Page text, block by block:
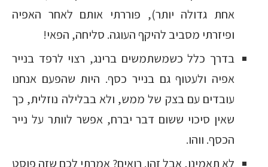
אחת גדולה יותר), פוררתי אותם לאחר האפיה
ופיזרתי מסביב להיקף העוגה. סליחה, הפאי!
בדרך כלל כשמשתמשים ברינג, רצוי לרפד בנייר
אפיה ולעטוף גם בנייר כסף. היות שהפעם אנחנו
עובדים עם בצק של ממש, ולא בבלילה נוזלית, כך
שאין סיכוי ששום דבר יברח, אפשר לוותר על נייר
הכסף. ווהו.
לא תאמינו, אבל זהו. רואים? אמרתי לכם שזה פוסט